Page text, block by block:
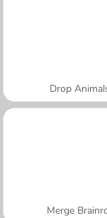
Drop
Merge